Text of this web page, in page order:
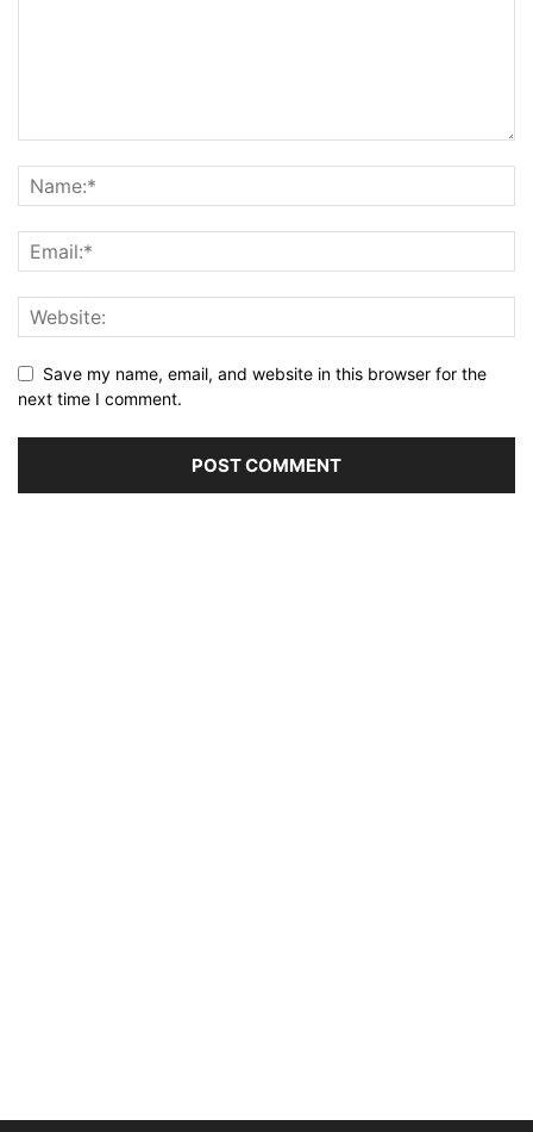
Save my name, email, and website in this browser for the
next time I comment.